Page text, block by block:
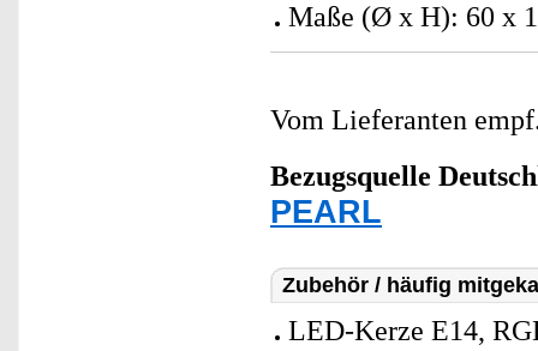
Maße (Ø x H): 60 x
Vom Lieferanten
Bezugsquelle
PEARL
Zubehör / häufig
LED-Kerze E14,